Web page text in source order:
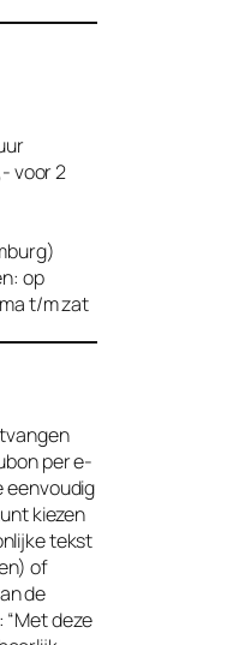
voor 2
op
t/m zat
per e-
eenvoudig
kiezen
tekst
of
de
“Met deze